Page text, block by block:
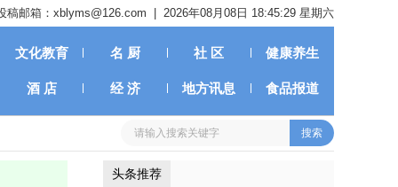
稿邮箱：xblyms@126.com | 2026年08月08日 18:45:31 星期六
文化教育 名 厨 社 区 健康养生
酒 店 经 济 地方讯息 食品报道
头条推荐